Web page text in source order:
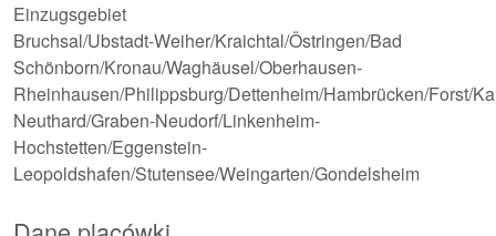
Einzugsgebiet
Bruchsal/Ubstadt-Weiher/Kraichtal/Östringen/Bad
Schönborn/Kronau/Waghäusel/Oberhausen-
Rheinhausen/Philippsburg/Dettenheim/Hambrücken/Forst/
Neuthard/Graben-Neudorf/Linkenheim-
Hochstetten/Eggenstein-
Leopoldshafen/Stutensee/Weingarten/Gondelsheim